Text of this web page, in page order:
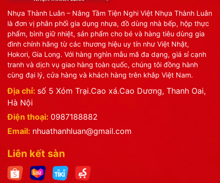
Nhựa Thành Luân – Nâng Tầm Tiện Nghi Việt Nhựa Thành Luân
là đơn vị phân phối gia dụng nhựa, đồ dùng nhà bếp, hộp thực
phẩm, bình giữ nhiệt, sản phẩm cho bé và hàng tiêu dùng gia
đình chính hãng từ các thương hiệu uy tín như Việt Nhật,
Hokori, Gia Long. Với hàng nghìn mẫu mã đa dạng, giá sỉ cạnh
tranh và dịch vụ giao hàng toàn quốc, chúng tôi đồng hành
cùng đại lý, cửa hàng và khách hàng trên khắp Việt Nam.
Địa chỉ: số 5 Xóm Trại.Cao xá.Cao Dương, Thanh Oai,
Hà Nội
Điện thoại: 0987188882
Email: nhuathanhluan@gmail.com
Liên kết sàn